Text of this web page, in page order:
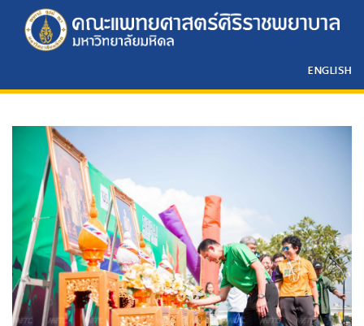
ENGLISH